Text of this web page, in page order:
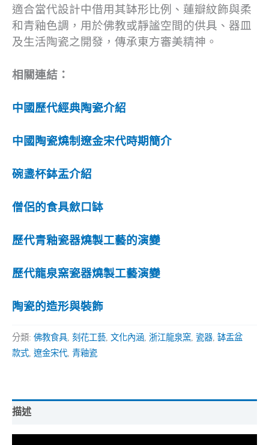
適合當代設計中借用其缽形比例、蓮瓣紋飾與柔
和青釉色調，用於佛教或靜謐空間的供具、器皿
及生活陶瓷之開發，傳承東方審美精神。
相關連結：
中國歷代經典陶瓷介紹
中國陶瓷燒制遼金宋代時期簡介
碗盞杯鉢盂介紹
僧侶的食具歛口缽
歷代青釉瓷器燒製工藝的演變
歷代龍泉窯瓷器燒製工藝演變
陶瓷的造形與裝飾
分類: 佛教食具 刻花工藝 文化內涵 浙江龍泉窯 瓷器 缽盂盆
款式 遼金宋代 青釉瓷
描述